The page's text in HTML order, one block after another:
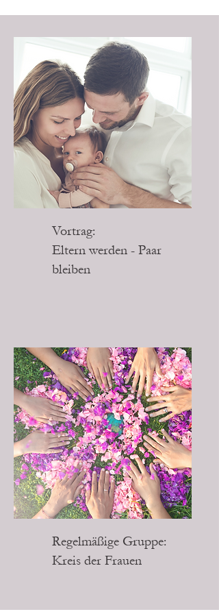
Vortrag:
Eltern werden - Paar
bleiben
Regelmäßige Gruppe:
Kreis der Frauen